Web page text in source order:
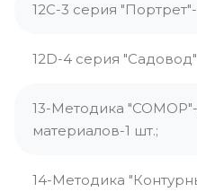
12С-3 серия
12D-4 серия
13-Методика
материалов-1 шт.;
14-Методика